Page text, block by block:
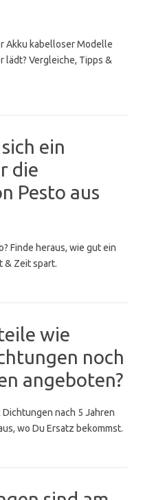
Akku kabelloser Modelle
lädt? Vergleiche, Tipps &
ein
die
Pesto aus
Finde heraus, wie gut ein
& Zeit spart.
wie
noch
angeboten?
nach 5 Jahren
wo Du Ersatz bekommst.